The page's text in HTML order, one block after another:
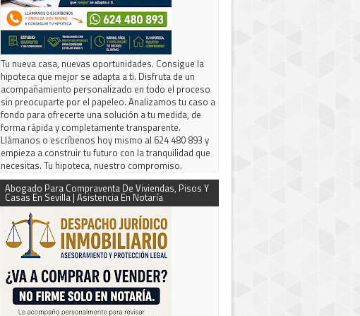
Tu nueva casa, nuevas oportunidades. Consigue la
hipoteca que mejor se adapta a ti. Disfruta de un
acompañamiento personalizado en todo el proceso
sin preocuparte por el papeleo. Analizamos tu caso a
fondo para ofrecerte una solución a tu medida, de
forma rápida y completamente transparente.
Llámanos o escríbenos hoy mismo al 624 480 893 y
empieza a construir tu futuro con la tranquilidad que
necesitas. Tu hipoteca, nuestro compromiso.
Abogado Para Compraventa De Viviendas, Pisos Y
Casas En Sevilla | Asistencia En Notaría